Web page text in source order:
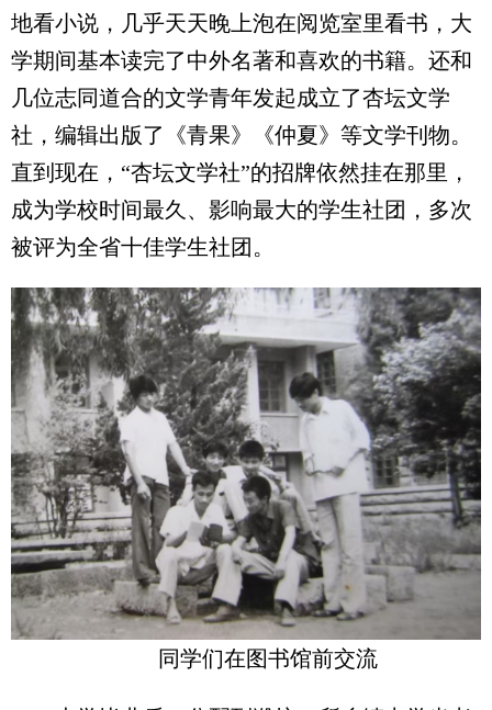
地看小说，几乎天天晚上泡在阅览室里看书，大
学期间基本读完了中外名著和喜欢的书籍。还和
几位志同道合的文学青年发起成立了杏坛文学
社，编辑出版了《青果》《仲夏》等文学刊物。
直到现在，“杏坛文学社”的招牌依然挂在那里，
成为学校时间最久、影响最大的学生社团，多次
被评为全省十佳学生社团。
同学们在图书馆前交流